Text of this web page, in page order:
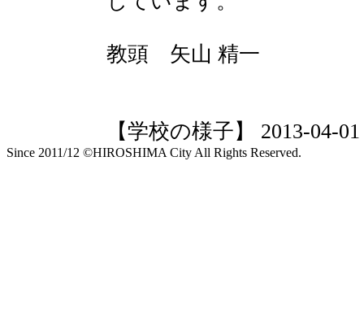
教頭 矢山 精一
【学校の様子】 2013-04-
Since 2011/12 ©HIROSHIMA City All Rights Reserved.